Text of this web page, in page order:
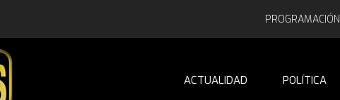
PROGRAMACIÓN
ACTUALIDAD POLÍTICA